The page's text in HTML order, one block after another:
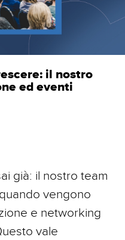
& REPUTATION
Google Ads /
Facebook Ads
il nostro
ed eventi
già: il nostro team
vengono
e networking
vale